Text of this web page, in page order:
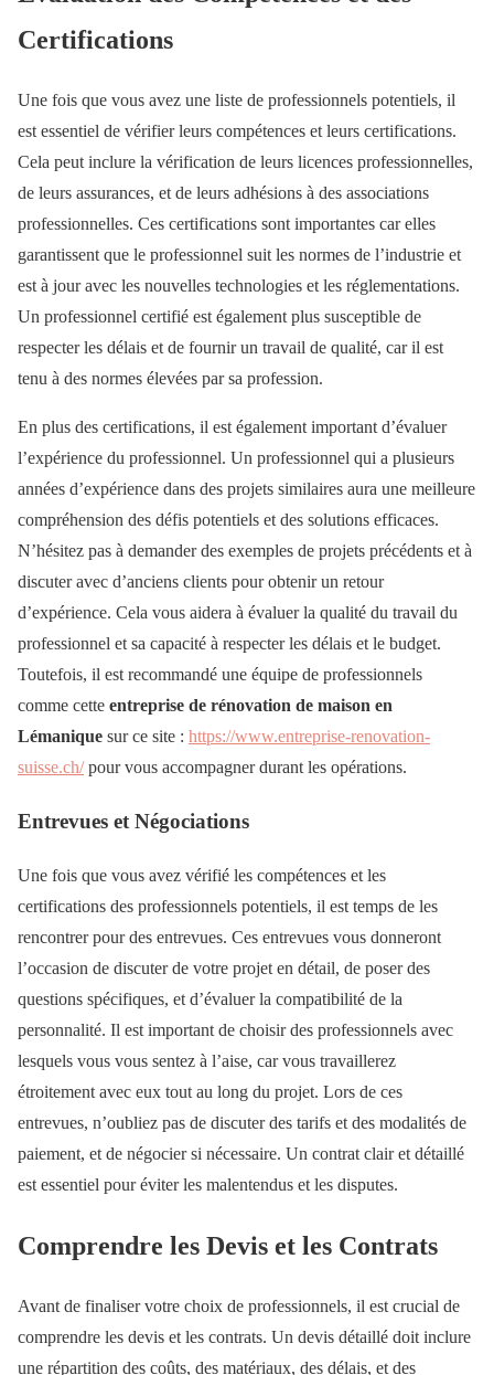
Certifications
Une fois que vous avez une liste de professionnels potentiels, il
est essentiel de vérifier leurs compétences et leurs certifications.
Cela peut inclure la vérification de leurs licences professionnelles,
de leurs assurances, et de leurs adhésions à des associations
professionnelles. Ces certifications sont importantes car elles
garantissent que le professionnel suit les normes de l’industrie et
est à jour avec les nouvelles technologies et les réglementations.
Un professionnel certifié est également plus susceptible de
respecter les délais et de fournir un travail de qualité, car il est
tenu à des normes élevées par sa profession.
En plus des certifications, il est également important d’évaluer
l’expérience du professionnel. Un professionnel qui a plusieurs
années d’expérience dans des projets similaires aura une meilleure
compréhension des défis potentiels et des solutions efficaces.
N’hésitez pas à demander des exemples de projets précédents et à
discuter avec d’anciens clients pour obtenir un retour
d’expérience. Cela vous aidera à évaluer la qualité du travail du
professionnel et sa capacité à respecter les délais et le budget.
Toutefois, il est recommandé une équipe de professionnels
comme cette entreprise de rénovation de maison en
Lémanique sur ce site : https://www.entreprise-renovation-
suisse.ch/pour vous accompagner durant les opérations.
Entrevues et Négociations
Une fois que vous avez vérifié les compétences et les
certifications des professionnels potentiels, il est temps de les
rencontrer pour des entrevues. Ces entrevues vous donneront
l’occasion de discuter de votre projet en détail, de poser des
questions spécifiques, et d’évaluer la compatibilité de la
personnalité. Il est important de choisir des professionnels avec
lesquels vous vous sentez à l’aise, car vous travaillerez
étroitement avec eux tout au long du projet. Lors de ces
entrevues, n’oubliez pas de discuter des tarifs et des modalités de
paiement, et de négocier si nécessaire. Un contrat clair et détaillé
est essentiel pour éviter les malentendus et les disputes.
Comprendre les Devis et les Contrats
Avant de finaliser votre choix de professionnels, il est crucial de
comprendre les devis et les contrats. Un devis détaillé doit inclure
une répartition des coûts, des matériaux, des délais, et des